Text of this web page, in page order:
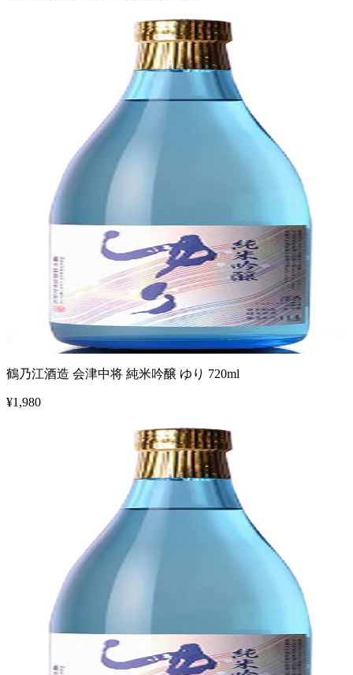
鶴乃江酒造 会津中将 純米吟醸 ゆり 720ml
¥1,980